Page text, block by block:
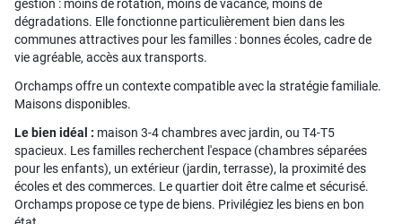
gestion : moins de rotation, moins de vacance, moins de
dégradations. Elle fonctionne particulièrement bien dans les
communes attractives pour les familles : bonnes écoles, cadre de
vie agréable, accès aux transports.
Orchamps offre un contexte compatible avec la stratégie familiale.
Maisons disponibles.
Le bien idéal : maison 3-4 chambres avec jardin, ou T4-T5
spacieux. Les familles recherchent l'espace (chambres séparées
pour les enfants), un extérieur (jardin, terrasse), la proximité des
écoles et des commerces. Le quartier doit être calme et sécurisé.
Orchamps propose ce type de biens. Privilégiez les biens en bon